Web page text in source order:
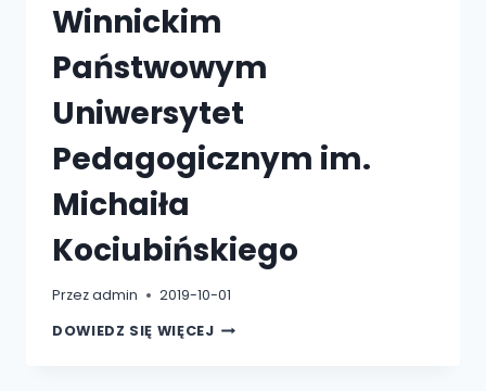
Winnickim
Państwowym
Uniwersytet
Pedagogicznym im.
Michaiła
Kociubińskiego
Przezadmin
2019-10-01
DOWIEDZ SIĘ WIĘCEJWSH-